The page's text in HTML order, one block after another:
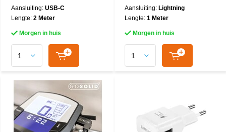
Aansluiting: USB-C
Lengte: 2 Meter
Morgen in huis
Aansluiting: Lightning
Lengte: 1 Meter
Morgen in huis